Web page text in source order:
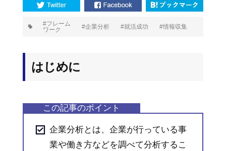
フレーム
ワーク
企業分析 就活成功 情報収集
はじめに
企業分析とは、企業が行っている事
業や働き方などを調べて分析するこ